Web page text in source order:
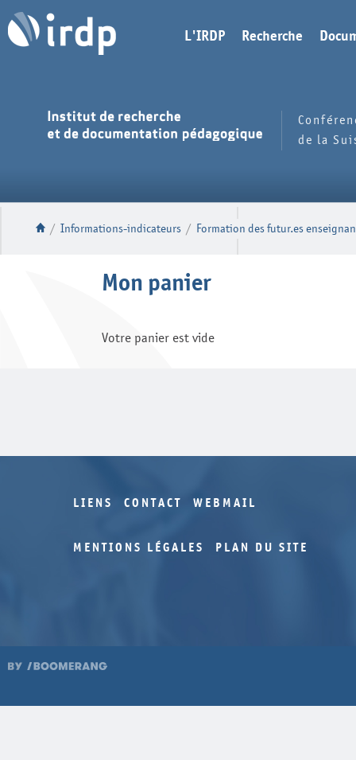
L'IRDP Recherche
de la
/ Informations-indicateurs / Formation des futur.es
Mon panier
Votre panier est vide
LIENS CONTACT WEBMAIL
MENTIONS LÉGALES PLAN DU SITE